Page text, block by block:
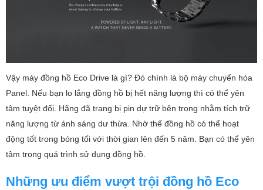
Vậy máy đồng hồ Eco Drive là gì? Đó chính là bộ máy chuyển hóa
Panel. Nếu bạn lo lắng đồng hồ bị hết năng lượng thì có thể yên
tâm tuyệt đối. Hãng đã trang bị pin dự trữ bên trong nhằm tích trữ
năng lượng từ ánh sáng dư thừa. Nhờ thế đồng hồ có thể hoạt
động tốt trong bóng tối với thời gian lên đến 5 năm. Bạn có thể yên
tâm trong quá trình sử dụng đồng hồ.
Những ưu điểm vượt trội đồng hồ Eco